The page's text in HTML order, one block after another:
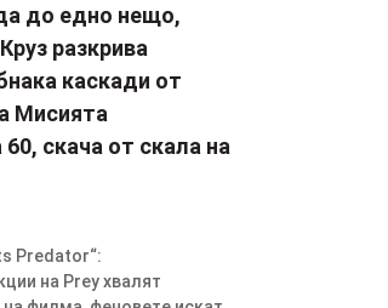
до едно нещо,
разкрива
каскади от
Мисията
скача от скала на